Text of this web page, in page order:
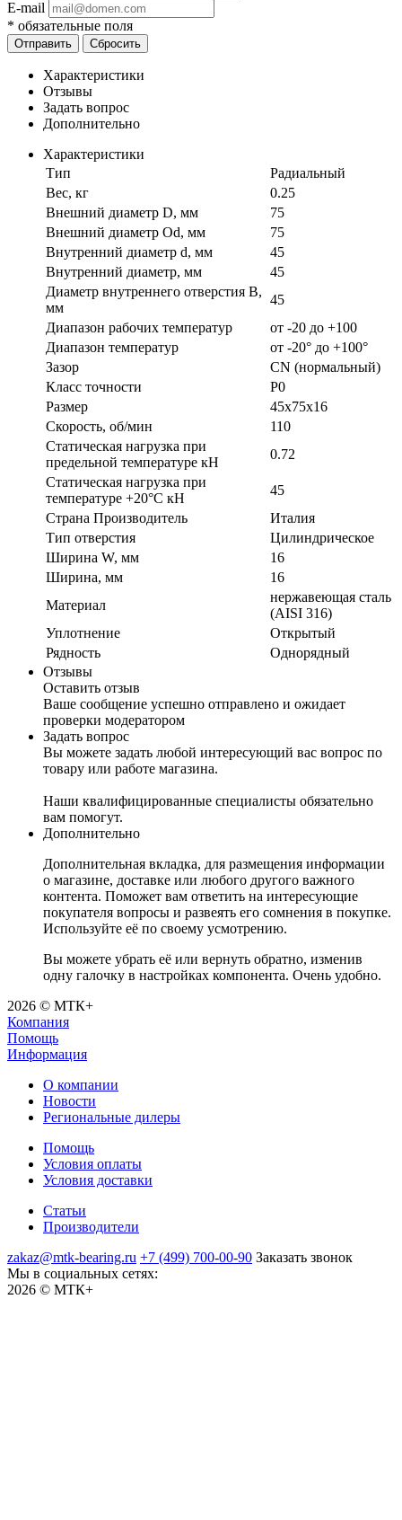
E-mail
* обязательные поля
Отправить Сбросить
Характеристики
Отзывы
Задать вопрос
Дополнительно
Характеристики
Тип
Радиальный
Вес, кг
0.25
Внешний диаметр D, мм
75
Внешний диаметр Od, мм
75
Внутренний диаметр d, мм
45
Внутренний диаметр, мм
45
Диаметр внутреннего отверстия B,
мм
45
Диапазон рабочих температур
от -20 до +100
Диапазон температур
от -20° до +100°
Зазор
CN (нормальный)
Класс точности
P0
Размер
45х75х16
Скорость, об/мин
110
Статическая нагрузка при
предельной температуре кН
0.72
Статическая нагрузка при
температуре +20°С кН
45
Страна Производитель
Италия
Тип отверстия
Цилиндрическое
Ширина W, мм
16
Ширина, мм
16
Материал
нержавеющая сталь
(AISI 316)
Уплотнение
Открытый
Рядность
Однорядный
Отзывы
Оставить отзыв
Ваше сообщение успешно отправлено и ожидает
проверки модератором
Задать вопрос
Вы можете задать любой интересующий вас вопрос по
товару или работе магазина.
Наши квалифицированные специалисты обязательно
вам помогут.
Дополнительно
Дополнительная вкладка, для размещения информации
о магазине, доставке или любого другого важного
контента. Поможет вам ответить на интересующие
покупателя вопросы и развеять его сомнения в покупке.
Используйте её по своему усмотрению.
Вы можете убрать её или вернуть обратно, изменив
одну галочку в настройках компонента. Очень удобно.
2026 © МТК+
Компания
Помощь
Информация
О компании
Новости
Региональные дилеры
Помощь
Условия оплаты
Условия доставки
Статьи
Производители
zakaz@mtk-bearing.ru +7 (499) 700-00-90 Заказать звонок
Мы в социальных сетях:
2026 © МТК+